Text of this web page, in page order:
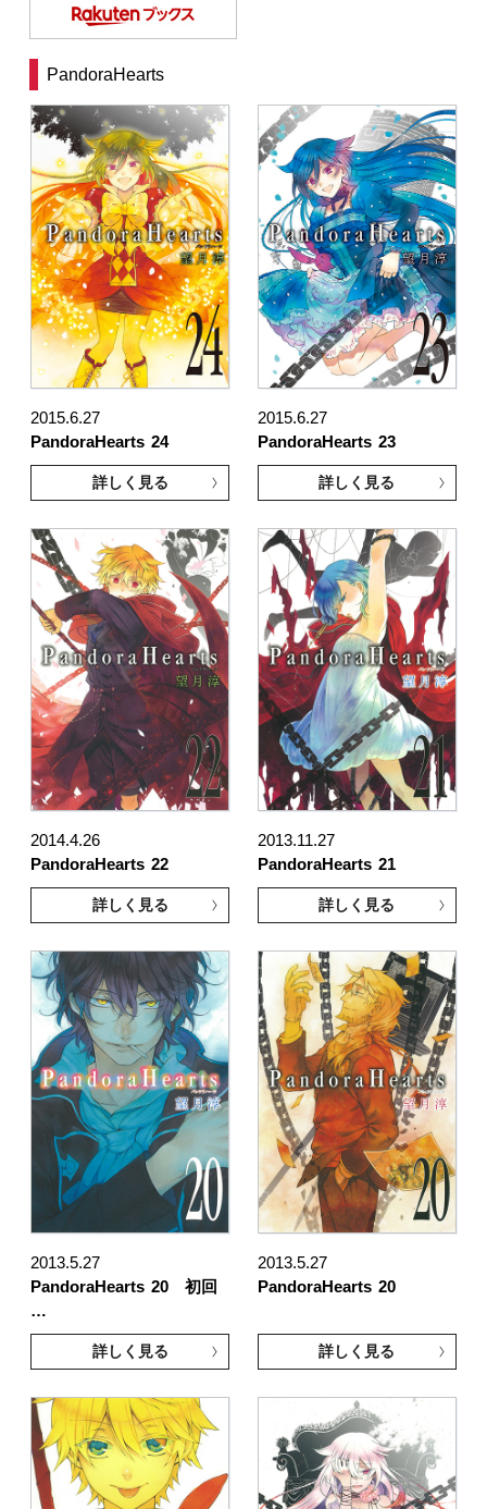
PandoraHearts
2015.6.27
PandoraHearts 24
詳しく見る
2015.6.27
PandoraHearts 23
詳しく見る
2014.4.26
PandoraHearts 22
詳しく見る
2013.11.27
PandoraHearts 21
詳しく見る
2013.5.27
PandoraHearts 20 初回
…
詳しく見る
2013.5.27
PandoraHearts 20
詳しく見る